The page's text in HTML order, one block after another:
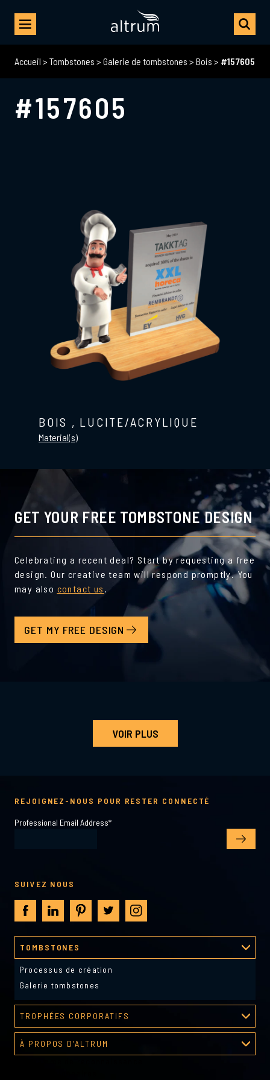
Accueil > Tombstones > Galerie de tombstones > Bois > #157605
#157605
BOIS , LUCITE/ACRYLIQUE
Material(s)
GET YOUR FREE TOMBSTONE DESIGN
Celebrating a recent deal? Start by requesting a free
design. Our creative team will respond promptly. You
may also contact us .
GET MY FREE DESIGN
VOIR PLUS
TOMBSTONES
Processus de création
Galerie tombstones
TROPHÉES CORPORATIFS
Galerie de récompenses
À PROPOS D’ALTRUM
REJOIGNEZ-NOUS POUR RESTER CONNECTÉ
Professional Email Address*
SUIVEZ NOUS